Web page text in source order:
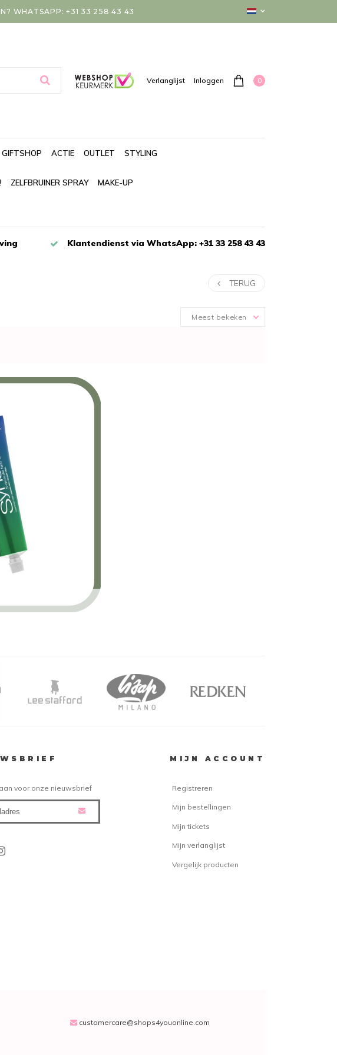
WHATSAPP: +31 33 258 43 43
Verlanglijst Inloggen 0
GIFTSHOP ACTIE OUTLET STYLING
ZELFBRUINER SPRAY MAKE-UP
Klantendienst via WhatsApp: +31 33 258 43 43
TERUG
Meest bekeken
voor onze nieuwsbrief
MIJN ACCOUNT
Registreren
Mijn bestellingen
Mijn tickets
Mijn verlanglijst
Vergelijk producten
customercare@shops4youonline.com